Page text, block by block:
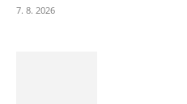
7. 8. 2026